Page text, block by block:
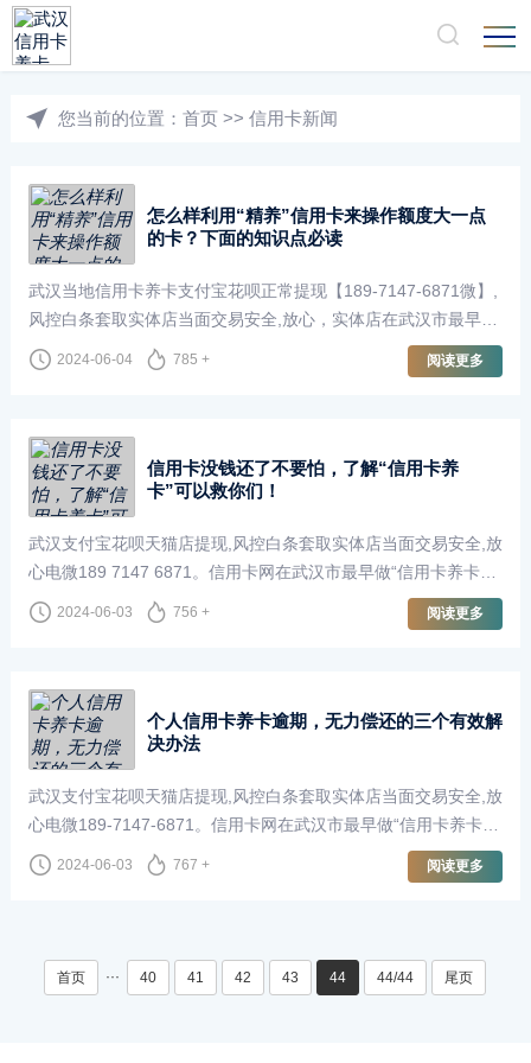
您当前的位置： 首页 >> 信用卡新闻
怎么样利用“精养”信用卡来操作额度大一点
的卡？下面的知识点必读
武汉当地信用卡养卡支付宝花呗正常提现【189-7147-6871微】,
风控白条套取实体店当面交易安全,放心，实体店在武汉市最早
做“信用卡花呗提现” ,在全市“支付宝花呗提现”信用卡养卡代还业
务均可上门办理,当面交易安全···
2024-06-04 785 + 阅读更多
信用卡没钱还了不要怕，了解“信用卡养
卡”可以救你们！
武汉支付宝花呗天猫店提现,风控白条套取实体店当面交易安全,放
心电微189 7147 6871。信用卡网在武汉市最早做“信用卡养卡花
呗提现” ,在全市“花呗提现”信用卡业务均可上门办理,当面交易安
全有保障,资J秒回.“白条取···
2024-06-03 756 + 阅读更多
个人信用卡养卡逾期，无力偿还的三个有效解
决办法
武汉支付宝花呗天猫店提现,风控白条套取实体店当面交易安全,放
心电微189-7147-6871。信用卡网在武汉市最早做“信用卡养卡花
呗提现” ,在全市“花呗提现”信用卡业务均可上门办理,当面交易安
全有保障,资J秒回.“白条取···
2024-06-03 767 + 阅读更多
首页 ··· 40 41 42 43 44 44/44 尾页